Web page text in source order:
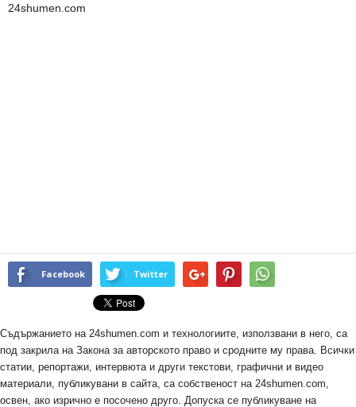
24shumen.com
Facebook Twitter
Съдържанието на 24shumen.com и технологиите, използвани в него, са
под закрила на Закона за авторското право и сродните му права. Всички
статии, репортажи, интервюта и други текстови, графични и видео
материали, публикувани в сайта, са собственост на 24shumen.com,
освен, ако изрично е посочено друго. Допуска се публикуване на